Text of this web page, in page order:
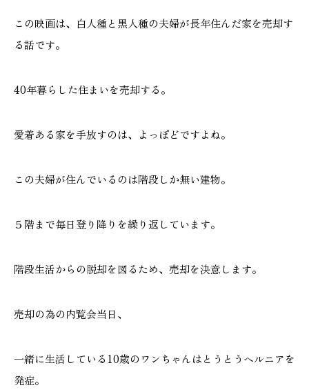
COMPANY
会社情報
ACCESS MAP
本社
10:00〜19:00 水曜定休 10:00〜19:00 水曜定休
この映画は、白人種と黒人種の夫婦が長年住んだ家を売却す
る話です。
40年暮らした住まいを売却する。
愛着ある家を手放すのは、よっぽどですよね。
この夫婦が住んでいるのは階段しか無い建物。
５階まで毎日登り降りを繰り返しています。
階段生活からの脱却を図るため、売却を決意します。
売却の為の内覧会当日、
一緒に生活している10歳のワンちゃんはとうとうヘルニアを
発症。